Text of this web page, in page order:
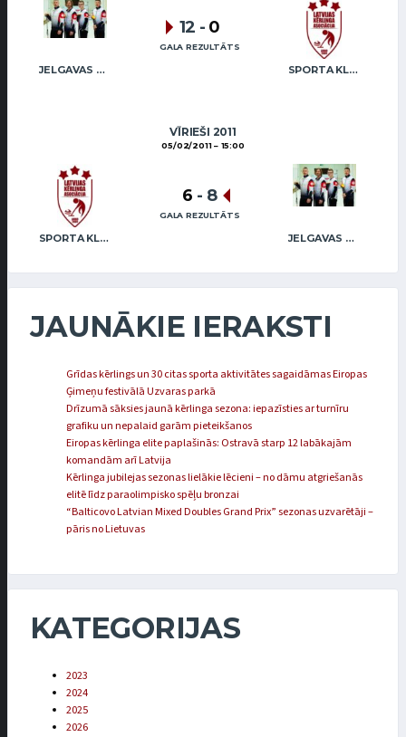
JELGAVAS MAIZNIEKS SPORTA KLUBS “OB” / REGŽA
12 - 0
GALA REZULTĀTS
VĪRIEŠI 2011
05/02/2011 15:00
SPORTA KLUBS “OB” / REGŽA JELGAVAS MAIZNIEKS
6 - 8
GALA REZULTĀTS
JAUNĀKIE IERAKSTI
Grīdas kērlings un 30 citas sporta aktivitātes sagaidāmas Eiropas
Ģimeņu festivālā Uzvaras parkā
Drīzumā sāksies jaunā kērlinga sezona: iepazīsties ar turnīru
grafiku un nepalaid garām pieteikšanos
Eiropas kērlinga elite paplašinās: Ostravā starp 12 labākajām
komandām arī Latvija
Kērlinga jubilejas sezonas lielākie lēcieni – no dāmu atgriešanās
elitē līdz paraolimpisko spēļu bronzai
“Balticovo Latvian Mixed Doubles Grand Prix” sezonas uzvarētāji –
pāris no Lietuvas
KATEGORIJAS
2023
2024
2025
2026